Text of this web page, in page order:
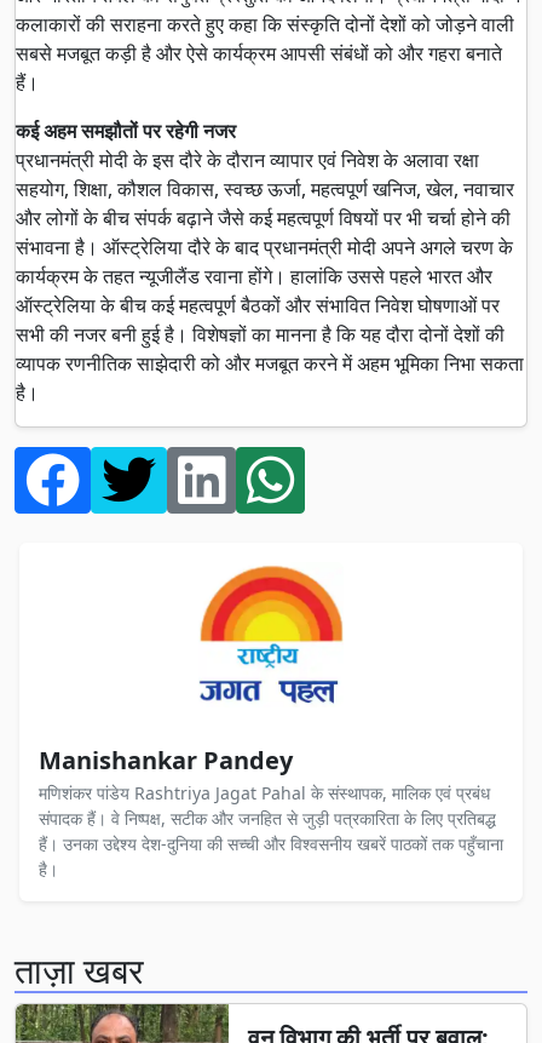
कलाकारों की सराहना करते हुए कहा कि संस्कृति दोनों देशों को जोड़ने वाली
सबसे मजबूत कड़ी है और ऐसे कार्यक्रम आपसी संबंधों को और गहरा बनाते
हैं।
कई अहम समझौतों पर रहेगी नजर
प्रधानमंत्री मोदी के इस दौरे के दौरान व्यापार एवं निवेश के अलावा रक्षा
सहयोग, शिक्षा, कौशल विकास, स्वच्छ ऊर्जा, महत्वपूर्ण खनिज, खेल, नवाचार
और लोगों के बीच संपर्क बढ़ाने जैसे कई महत्वपूर्ण विषयों पर भी चर्चा होने की
संभावना है। ऑस्ट्रेलिया दौरे के बाद प्रधानमंत्री मोदी अपने अगले चरण के
कार्यक्रम के तहत न्यूजीलैंड रवाना होंगे। हालांकि उससे पहले भारत और
ऑस्ट्रेलिया के बीच कई महत्वपूर्ण बैठकों और संभावित निवेश घोषणाओं पर
सभी की नजर बनी हुई है। विशेषज्ञों का मानना है कि यह दौरा दोनों देशों की
व्यापक रणनीतिक साझेदारी को और मजबूत करने में अहम भूमिका निभा सकता
है।
Manishankar Pandey
मणिशंकर पांडेय Rashtriya Jagat Pahal के संस्थापक, मालिक एवं प्रबंध
संपादक हैं। वे निष्पक्ष, सटीक और जनहित से जुड़ी पत्रकारिता के लिए प्रतिबद्ध
हैं। उनका उद्देश्य देश-दुनिया की सच्ची और विश्वसनीय खबरें पाठकों तक पहुँचाना
है।
ताज़ा खबर